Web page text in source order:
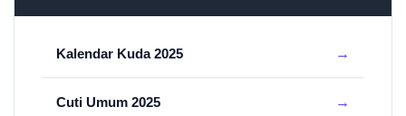
Kalendar Kuda 2025
Cuti Umum 2025